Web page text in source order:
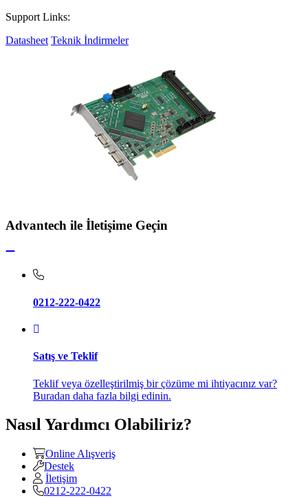
Support Links:
Datasheet Teknik İndirmeler
Advantech ile İletişime Geçin
0212-222-0422
Satış ve Teklif
Teklif veya özelleştirilmiş bir çözüme mi ihtiyacınız var?
Buradan daha fazla bilgi edinin.
Nasıl Yardımcı Olabiliriz?
Online Alışveriş
Destek
İletişim
0212-222-0422